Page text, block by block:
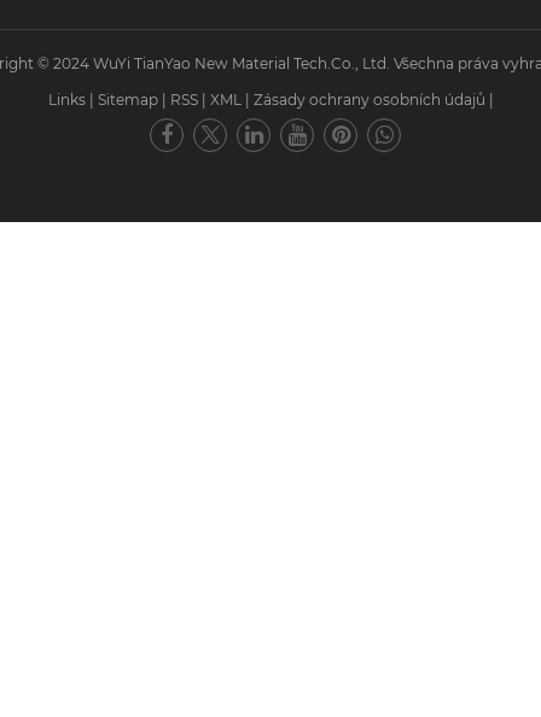
© 2024 WuYi TianYao New Material Tech.Co., Ltd. Všechna práva
Links
Sitemap RSS XML Zásady ochrany osobních údajů